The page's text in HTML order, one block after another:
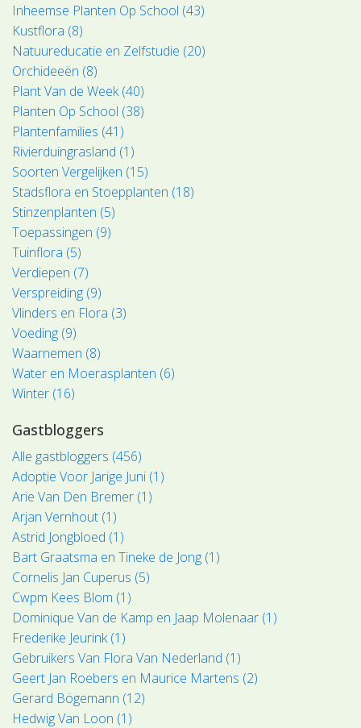
Inheemse Planten Op School (43)
Kustflora (8)
Natuureducatie en Zelfstudie (20)
Orchideeën (8)
Plant Van de Week (40)
Planten Op School (38)
Plantenfamilies (41)
Rivierduingrasland (1)
Soorten Vergelijken (15)
Stadsflora en Stoepplanten (18)
Stinzenplanten (5)
Toepassingen (9)
Tuinflora (5)
Verdiepen (7)
Verspreiding (9)
Vlinders en Flora (3)
Voeding (9)
Waarnemen (8)
Water en Moerasplanten (6)
Winter (16)
Gastbloggers
Alle gastbloggers (456)
Adoptie Voor Jarige Juni (1)
Arie Van Den Bremer (1)
Arjan Vernhout (1)
Astrid Jongbloed (1)
Bart Graatsma en Tineke de Jong (1)
Cornelis Jan Cuperus (5)
Cwpm Kees Blom (1)
Dominique Van de Kamp en Jaap Molenaar (1)
Frederike Jeurink (1)
Gebruikers Van Flora Van Nederland (1)
Geert Jan Roebers en Maurice Martens (2)
Gerard Bögemann (12)
Hedwig Van Loon (1)